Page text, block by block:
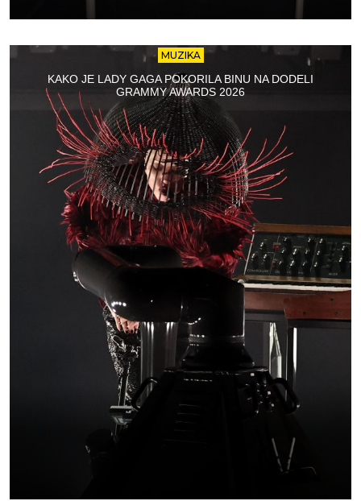
MUZIKA
KAKO JE LADY GAGA POKORILA BINU NA DODELI
GRAMMY AWARDS 2026